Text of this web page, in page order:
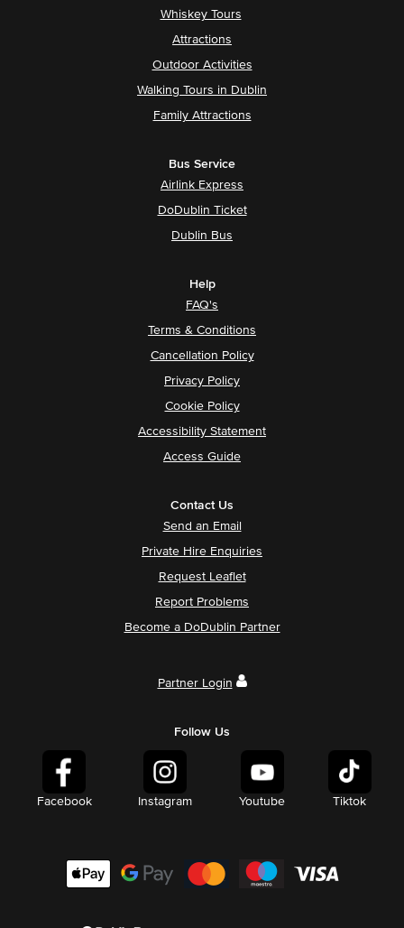
Whiskey Tours
Attractions
Outdoor Activities
Walking Tours in Dublin
Family Attractions
Bus Service
Airlink Express
DoDublin Ticket
Dublin Bus
Help
FAQ's
Terms & Conditions
Cancellation Policy
Privacy Policy
Cookie Policy
Accessibility Statement
Access Guide
Contact Us
Send an Email
Private Hire Enquiries
Request Leaflet
Report Problems
Become a DoDublin Partner
Partner Login
Follow Us
Facebook Instagram Youtube Tiktok